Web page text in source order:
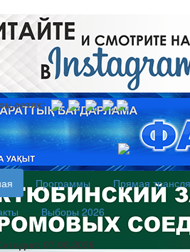
Программы
Прямая
Выборы 2026
07.08.2026